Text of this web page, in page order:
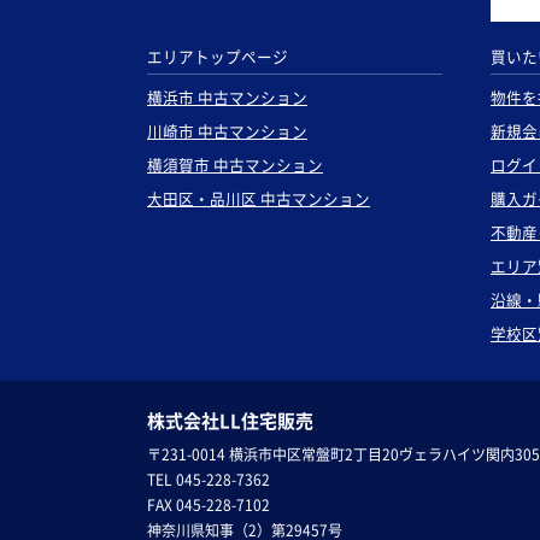
エリアトップページ
横浜市 中古マンション
川崎市 中古マンション
横須賀市 中古マンション
大田区・品川区 中古マンション
買い
物件
新規
ログ
購入
不動
エリ
沿線
学校
株式会社LL住宅販売
〒231-0014 横浜市中区常盤町2丁目20ヴェラハイツ関内305
TEL 045-228-7362
FAX 045-228-7102
神奈川県知事（2）第29457号